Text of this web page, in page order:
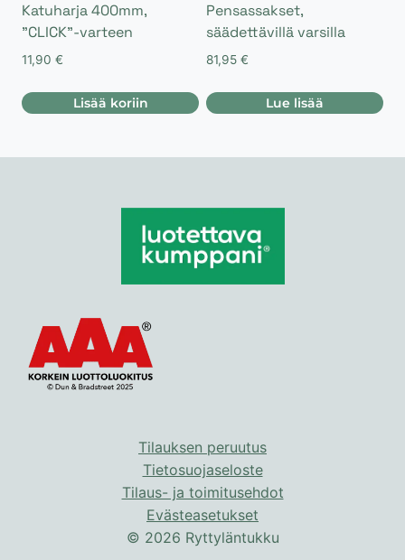
Katuharja 400mm,
”CLICK”-varteen
11,90 €
Lisää koriin
Pensassakset,
säädettävillä varsilla
81,95 €
Lue lisää
Tilauksen peruutus
Tietosuojaseloste
Tilaus- ja toimitusehdot
Evästeasetukset
© 2026 Ryttyläntukku